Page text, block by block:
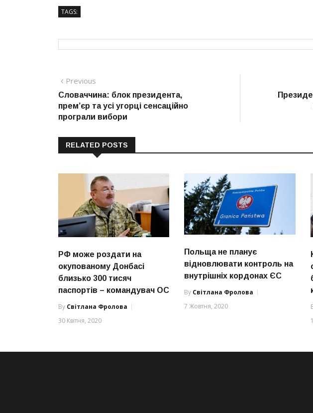
TAGS:
Навігація
записів
Previous
post:
Словаччина: блок президента,
прем’єр та усі угорці сенсаційно
програли вибори
RELATED POSTS
РФ може роздати на
окупованому Донбасі
близько 300 тисяч
паспортів – командувач ОС
By Світлана Фролова
30 Квітня, 2020
Польща не планує
відновлювати контроль на
внутрішніх кордонах ЄС
By Світлана Фролова
7 Жовтня, 2020